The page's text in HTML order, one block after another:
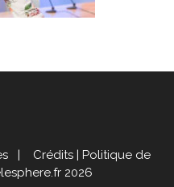
| Crédits | Politique de
2026